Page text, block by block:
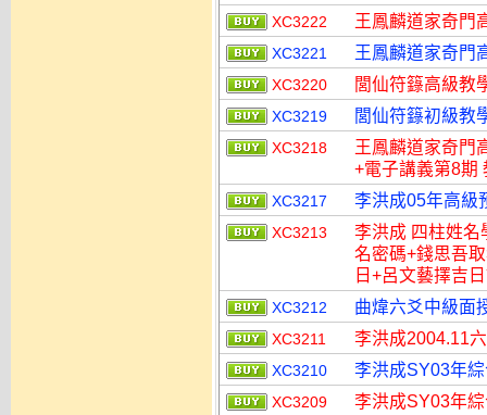
XC3222 王鳳麟道家奇門
XC3221 王鳳麟道家奇門
XC3220 閭仙符籙高級教
XC3219 閭仙符籙初級教
XC3218
王鳳麟道家奇門
+電子講義第8期
XC3217 李洪成05年高級
XC3213
李洪成 四柱姓名
名密碼+錢思吾
日+呂文藝擇吉
XC3212 曲煒六爻中級面
XC3211 李洪成2004.11
XC3210 李洪成SY03年
XC3209 李洪成SY03年